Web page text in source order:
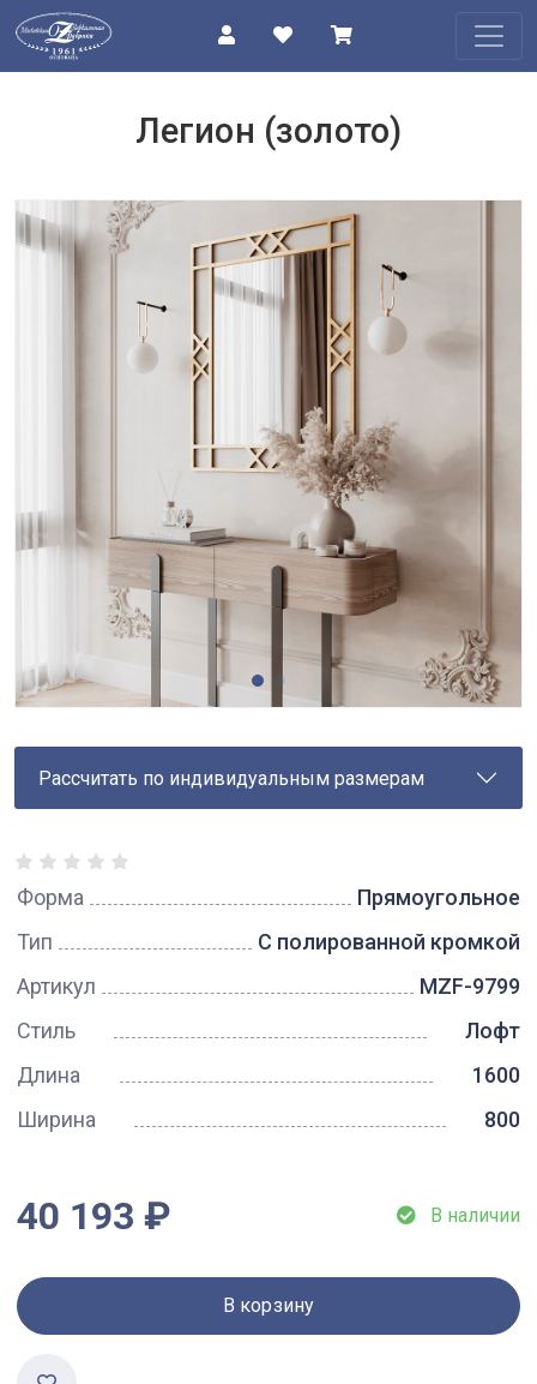
ПРОЕКТЫ
Легион (золото)
Рассчитать по индивидуальным размерам
Форма
Прямоугольное
Тип
С полированной кромкой
Артикул
MZF-9799
Стиль
Лофт
Длина
1600
Ширина
800
40 193 ₽ В наличии
В корзину